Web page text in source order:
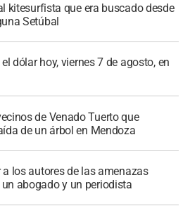
kitesurfista que era buscado desde
Setúbal
dólar hoy, viernes 7 de agosto, en
de Venado Tuerto que
de un árbol en Mendoza
los autores de las amenazas
abogado y un periodista